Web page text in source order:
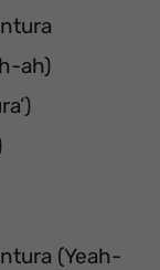
ah)
(Yeah-